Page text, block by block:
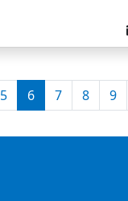
5 6 7 8 9